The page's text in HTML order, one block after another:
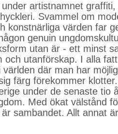
artistnamnet
Svammel om
konstnärliga värden far
genuin
utan är - ett minst
och utanförskap. I alla
världen där man har
färg förekommer
under de senaste tio
Med ökat välstånd
sambandet. Allt annat